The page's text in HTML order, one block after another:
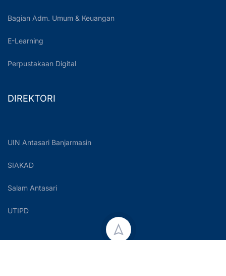
Bagian Adm. Umum & Keuangan
E-Learning
Perpustakaan Digital
DIREKTORI
UIN Antasari Banjarmasin
SIAKAD
Salam Antasari
UTIPD